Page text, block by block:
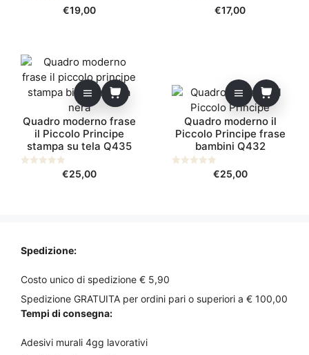
€19,00 €17,00
Quadro moderno frase
il Piccolo Principe
stampa su tela Q435
€25,00
Quadro moderno il
Piccolo Principe frase
bambini Q432
€25,00
Spedizione:
Costo unico di spedizione € 5,90
Spedizione GRATUITA per ordini pari o superiori a € 100,00
Tempi di consegna:
Adesivi murali 4gg lavorativi